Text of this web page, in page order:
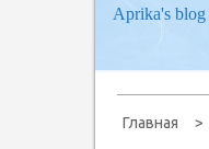
Aprika's blog
Главная